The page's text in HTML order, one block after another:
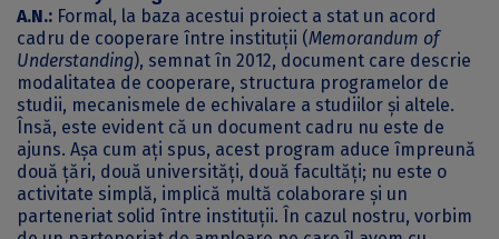
A.N.: Formal, la baza acestui proiect a stat un acord
cadru de cooperare între instituții (Memorandum of
Understanding), semnat în 2012, document care descrie
modalitatea de cooperare, structura programelor de
studii, mecanismele de echivalare a studiilor și altele.
Însă, este evident că un document cadru nu este de
ajuns. Așa cum ați spus, acest program aduce împreună
două țări, două universități, două facultăți; nu este o
activitate simplă, implică multă colaborare și un
parteneriat solid între instituții. În cazul nostru, vorbim